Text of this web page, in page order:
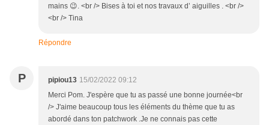
mains 😉. <br /> Bises à toi et nos travaux d’ aiguilles . <br />
<br /> Tina
Répondre
P pipiou13 15/02/2022 09:12
Merci Pom. J'espère que tu as passé une bonne journée<br
/> J'aime beaucoup tous les éléments du thème que tu as
abordé dans ton patchwork .Je ne connais pas cette